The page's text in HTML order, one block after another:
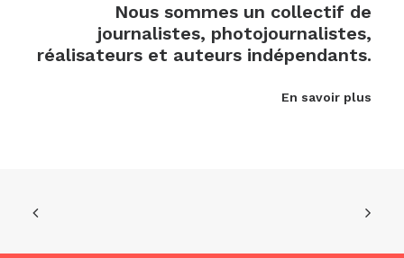
Nous sommes un collectif de
journalistes, photojournalistes,
réalisateurs et auteurs indépendants.
En savoir plus